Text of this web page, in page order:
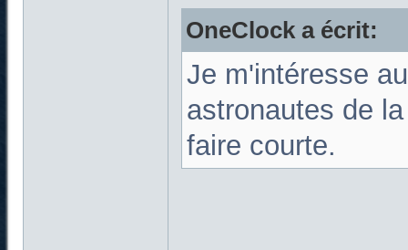
OneClock a écrit:
Je m'intéresse
astronautes de
faire courte.